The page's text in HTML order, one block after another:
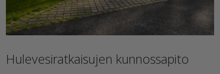
Hulevesiratkaisujen kunnossapito